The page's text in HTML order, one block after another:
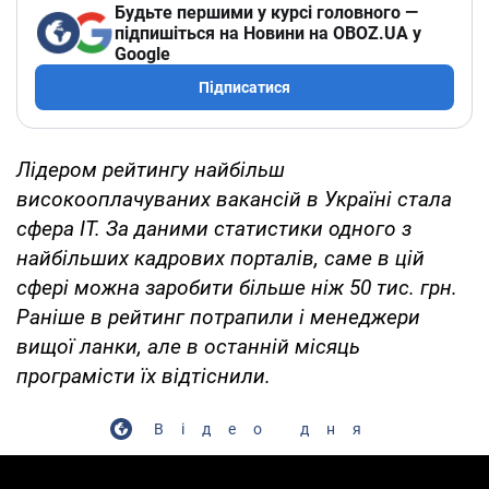
Будьте першими у курсі головного —
підпишіться на Новини на OBOZ.UA у
Google
Підписатися
Лідером рейтингу найбільш
високооплачуваних вакансій в Україні стала
сфера IT. За даними статистики одного з
найбільших кадрових порталів, саме в цій
сфері можна заробити більше ніж 50 тис. грн.
Раніше в рейтинг потрапили і менеджери
вищої ланки, але в останній місяць
програмісти їх відтіснили.
Відео дня